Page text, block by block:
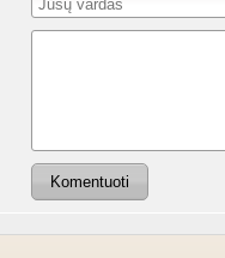
Komentuoti